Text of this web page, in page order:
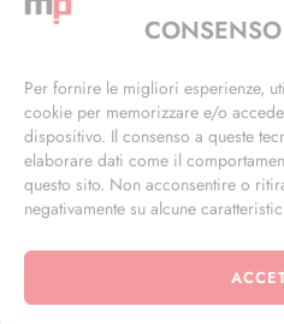
CONSENSO
Per fornire le migliori esperienze,
cookie per memorizzare e/o
dispositivo. Il consenso a queste
elaborare dati come il
questo sito. Non acconsentire o
negativamente su alcune
+39 02 4846 3155
info@masterphil.it